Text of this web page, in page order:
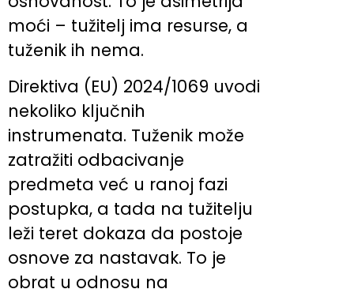
moći – tužitelj ima resurse, a
tuženik ih nema.
Direktiva (EU) 2024/1069 uvodi
nekoliko ključnih
instrumenata. Tuženik može
zatražiti odbacivanje
predmeta već u ranoj fazi
postupka, a tada na tužitelju
leži teret dokaza da postoje
osnove za nastavak. To je
obrat u odnosu na